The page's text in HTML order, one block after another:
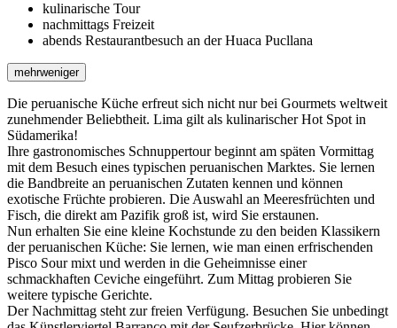
kulinarische Tour
nachmittags Freizeit
abends Restaurantbesuch an der Huaca Pucllana
mehrweniger
Die peruanische Küche erfreut sich nicht nur bei Gourmets weltweit
zunehmender Beliebtheit. Lima gilt als kulinarischer Hot Spot in
Südamerika!
Ihre gastronomisches Schnuppertour beginnt am späten Vormittag
mit dem Besuch eines typischen peruanischen Marktes. Sie lernen
die Bandbreite an peruanischen Zutaten kennen und können
exotische Früchte probieren. Die Auswahl an Meeresfrüchten und
Fisch, die direkt am Pazifik groß ist, wird Sie erstaunen.
Nun erhalten Sie eine kleine Kochstunde zu den beiden Klassikern
der peruanischen Küche: Sie lernen, wie man einen erfrischenden
Pisco Sour mixt und werden in die Geheimnisse einer
schmackhaften Ceviche eingeführt. Zum Mittag probieren Sie
weitere typische Gerichte.
Der Nachmittag steht zur freien Verfügung. Besuchen Sie unbedingt